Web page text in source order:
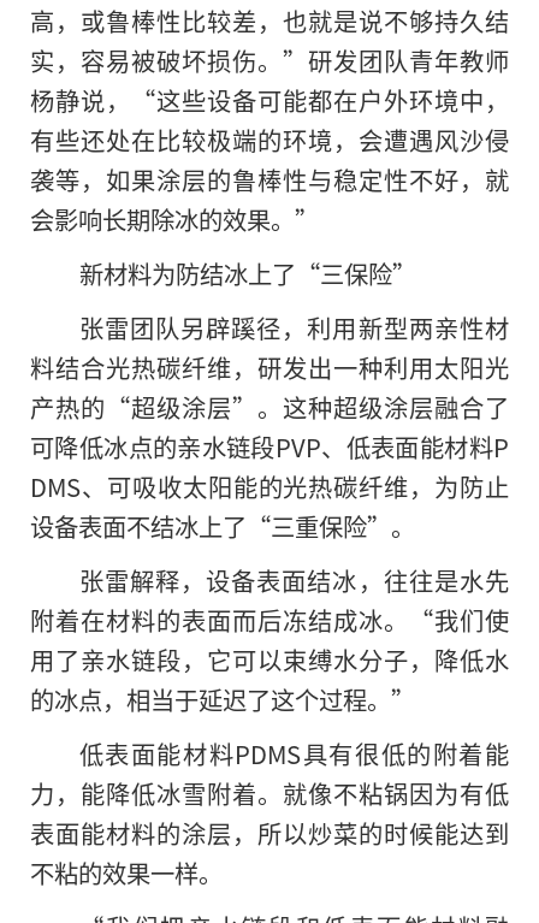
高，或鲁棒性比较差，也就是说不够持久结
实，容易被破坏损伤。”研发团队青年教师
杨静说，“这些设备可能都在户外环境中，
有些还处在比较极端的环境，会遭遇风沙侵
袭等，如果涂层的鲁棒性与稳定性不好，就
会影响长期除冰的效果。”
新材料为防结冰上了“三保险”
张雷团队另辟蹊径，利用新型两亲性材
料结合光热碳纤维，研发出一种利用太阳光
产热的“超级涂层”。这种超级涂层融合了
可降低冰点的亲水链段PVP、低表面能材料P
DMS、可吸收太阳能的光热碳纤维，为防止
设备表面不结冰上了“三重保险”。
张雷解释，设备表面结冰，往往是水先
附着在材料的表面而后冻结成冰。“我们使
用了亲水链段，它可以束缚水分子，降低水
的冰点，相当于延迟了这个过程。”
低表面能材料PDMS具有很低的附着能
力，能降低冰雪附着。就像不粘锅因为有低
表面能材料的涂层，所以炒菜的时候能达到
不粘的效果一样。